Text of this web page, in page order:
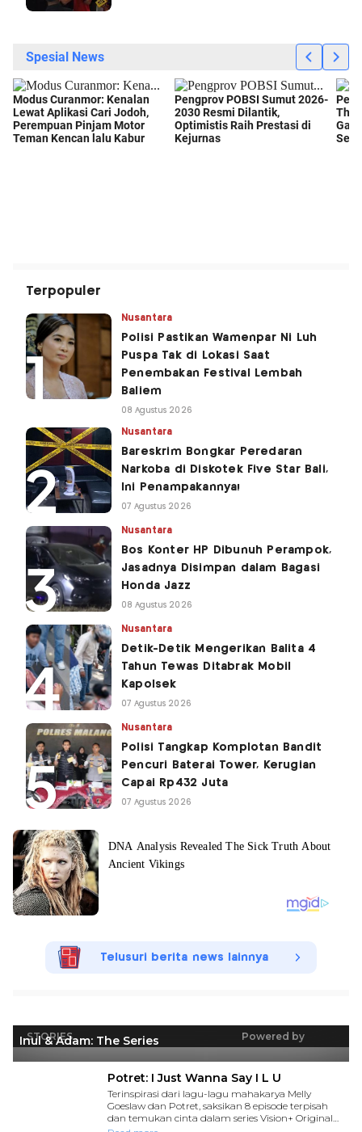
Terpopuler
Nusantara
Polisi Pastikan Wamenpar Ni Luh
Puspa Tak di Lokasi Saat
Penembakan Festival Lembah
Baliem
08 Agustus 2026
Nusantara
Bareskrim Bongkar Peredaran
Narkoba di Diskotek Five Star Bali,
Ini Penampakannya!
07 Agustus 2026
Nusantara
Bos Konter HP Dibunuh Perampok,
Jasadnya Disimpan dalam Bagasi
Honda Jazz
08 Agustus 2026
Nusantara
Detik-Detik Mengerikan Balita 4
Tahun Tewas Ditabrak Mobil
Kapolsek
07 Agustus 2026
Nusantara
Polisi Tangkap Komplotan Bandit
Pencuri Baterai Tower, Kerugian
Capai Rp432 Juta
07 Agustus 2026
Telusuri berita news lainnya